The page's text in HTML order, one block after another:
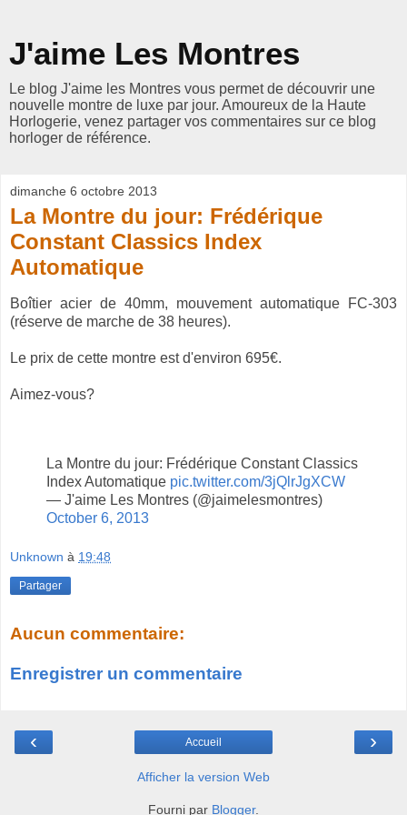
J'aime Les Montres
Le blog J'aime les Montres vous permet de découvrir une
nouvelle montre de luxe par jour. Amoureux de la Haute
Horlogerie, venez partager vos commentaires sur ce blog
horloger de référence.
dimanche 6 octobre 2013
La Montre du jour: Frédérique
Constant Classics Index
Automatique
Boîtier acier de 40mm, mouvement automatique FC-303
(réserve de marche de 38 heures).
Le prix de cette montre est d'environ 695€.
Aimez-vous?
La Montre du jour: Frédérique Constant Classics
Index Automatique pic.twitter.com/3jQlrJgXCW
— J'aime Les Montres (@jaimelesmontres)
October 6, 2013
Unknown à 19:48
Partager
Aucun commentaire:
Enregistrer un commentaire
‹ ›
Accueil
Afficher la version Web
Fourni par Blogger.